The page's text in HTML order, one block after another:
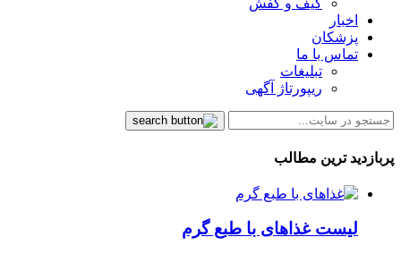
اخبار
پزشکان
تماس با ما
تبلیغات
ریپورتاژ آگهی
پربازدید ترین مطالب
لیست غذاهای با طبع گرم